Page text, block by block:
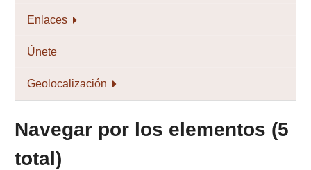
Enlaces
Únete
Geolocalización
Navegar por los elementos (5
total)